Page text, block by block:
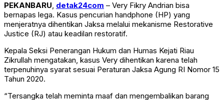
PEKANBARU, detak24com – Very Fikry Andrian bisa
bernapas lega. Kasus pencurian handphone (HP) yang
menjeratnya dihentikan Jaksa melalui mekanisme Restorative
Justice (RJ) atau keadilan restoratif.
Kepala Seksi Penerangan Hukum dan Humas Kejati Riau
Zikrullah mengatakan, kasus Very dihentikan karena telah
terpenuhinya syarat sesuai Peraturan Jaksa Agung RI Nomor 15
Tahun 2020.
“Tersangka telah meminta maaf dan mengembalikan barang